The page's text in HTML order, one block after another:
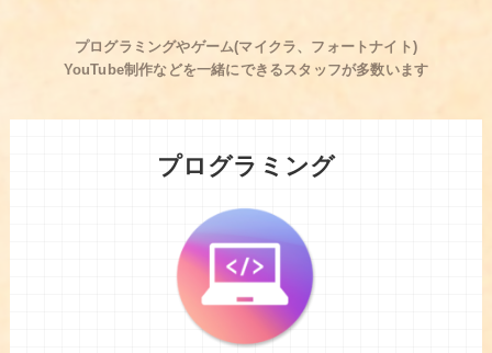
プログラミングやゲーム(マイクラ、フォートナイト)
YouTube制作などを一緒にできるスタッフが多数います
プログラミング